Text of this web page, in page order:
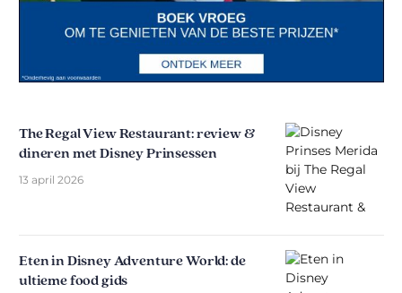
The Regal View Restaurant: review &
dineren met Disney Prinsessen
13 april 2026
Eten in Disney Adventure World: de
ultieme food gids